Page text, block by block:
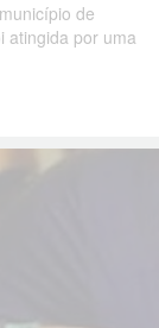
de
atingida por uma